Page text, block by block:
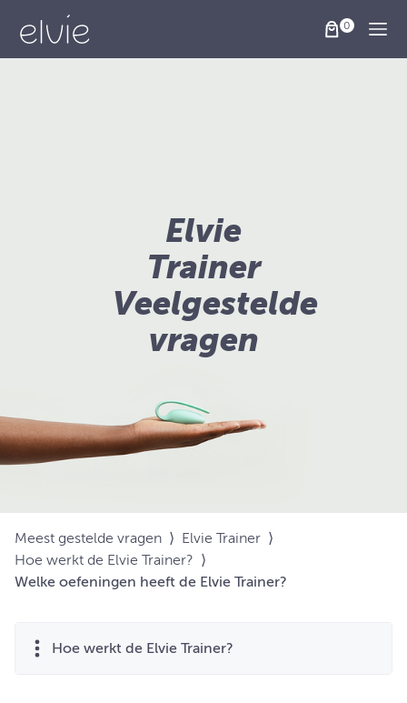
Elvie
Trainer
Veelgestelde
vragen
Meest gestelde vragen ⟩ Elvie Trainer ⟩
Hoe werkt de Elvie Trainer? ⟩
Welke oefeningen heeft de Elvie Trainer?
Hoe werkt de Elvie Trainer?